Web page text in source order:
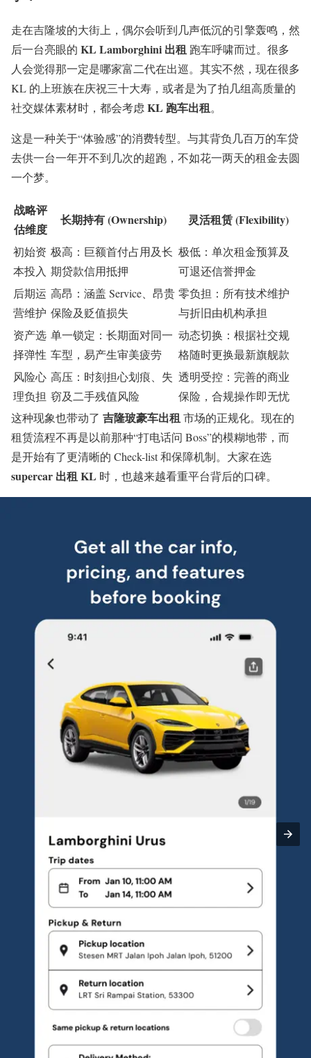
走在吉隆坡的大街上，偶尔会听到几声低沉的引擎轰鸣，然
后一台亮眼的 KL Lamborghini 出租 跑车呼啸而过。很多
人会觉得那一定是哪家富二代在出巡。其实不然，现在很多
KL 的上班族在庆祝三十大寿，或者是为了拍几组高质量的
社交媒体素材时，都会考虑 KL 跑车出租。
这是一种关于“体验感”的消费转型。与其背负几百万的车贷
去供一台一年开不到几次的超跑，不如花一两天的租金去圆
一个梦。
战略评
估维度
长期持有 (Ownership) 灵活租赁 (Flexibility)
初始资
本投入
极高：巨额首付占用及长
期贷款信用抵押
极低：单次租金预算及
可退还信誉押金
后期运
营维护
高昂：涵盖 Service、昂贵
保险及贬值损失
零负担：所有技术维护
与折旧由机构承担
资产选
择弹性
单一锁定：长期面对同一
车型，易产生审美疲劳
动态切换：根据社交规
格随时更换最新旗舰款
风险心
理负担
高压：时刻担心划痕、失
窃及二手残值风险
透明受控：完善的商业
保险，合规操作即无忧
这种现象也带动了 吉隆玻豪车出租市场的正规化。现在的
租赁流程不再是以前那种“打电话问 Boss”的模糊地带，而
是开始有了更清晰的 Check-list 和保障机制。大家在选
supercar 出租 KL 时，也越来越看重平台背后的口碑。